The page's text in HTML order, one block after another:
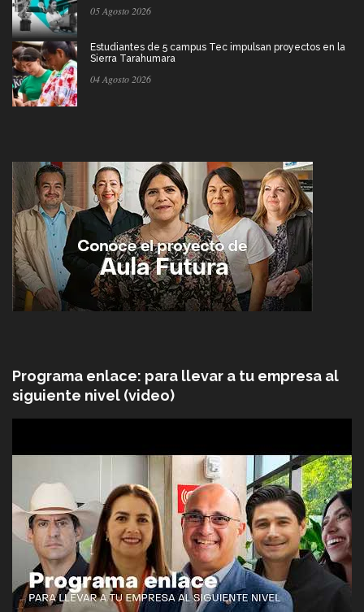
05 Agosto 2026
Estudiantes de 5 campus Tec impulsan proyectos en la
Sierra Tarahumara
04 Agosto 2026
Programa enlace: para llevar a tu empresa al
siguiente nivel (video)